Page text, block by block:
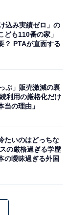
込み実績ゼロ」の
も110番の家」
？ PTAが直面する
ぷ」販売激減の裏
利用の厳格化だけ
当の理由」
たいのはどっちな
の厳格過ぎる学歴
の曖昧過ぎる外国